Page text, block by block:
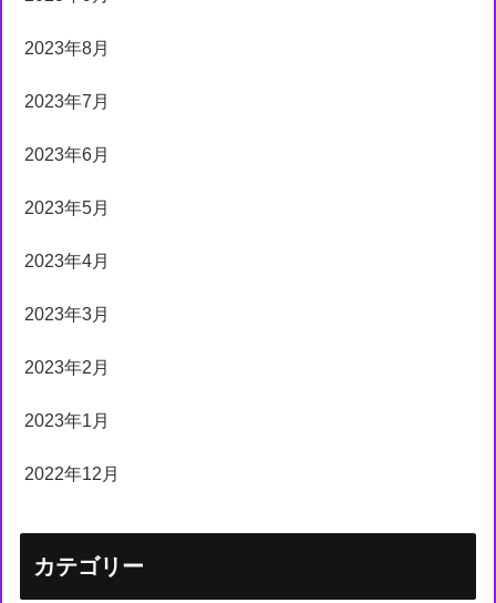
2023年8月
2023年7月
2023年6月
2023年5月
2023年4月
2023年3月
2023年2月
2023年1月
2022年12月
カテゴリー